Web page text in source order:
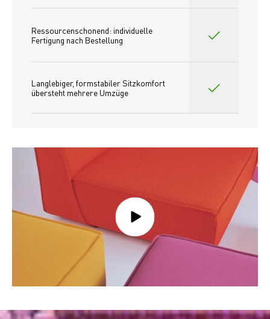
Ressourcenschonend: individuelle
Fertigung nach Bestellung
Langlebiger, formstabiler Sitzkomfort
übersteht mehrere Umzüge